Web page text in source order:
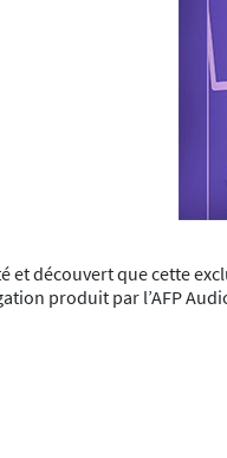
et découvert que cette
produit par l’AFP